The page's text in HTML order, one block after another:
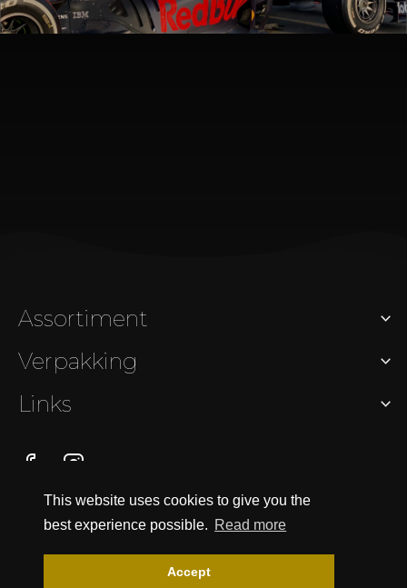
This website uses cookies to give you the
best experience possible. Read more
Accept
Assortiment
Verpakking
Links
Facebook